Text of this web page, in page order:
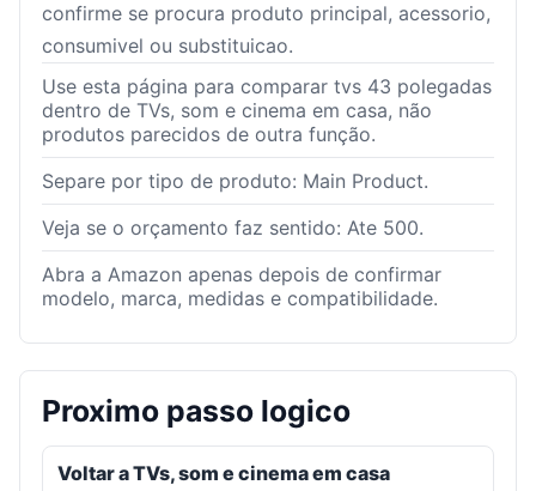
confirme se procura produto principal, acessorio,
consumivel ou substituicao.
Use esta página para comparar tvs 43 polegadas
dentro de TVs, som e cinema em casa, não
produtos parecidos de outra função.
Separe por tipo de produto: Main Product.
Veja se o orçamento faz sentido: Ate 500.
Abra a Amazon apenas depois de confirmar
modelo, marca, medidas e compatibilidade.
Proximo passo logico
Voltar a TVs, som e cinema em casa